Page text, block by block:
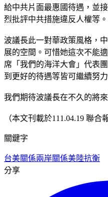
給中共片面最惠國待遇，並
烈批評中共措施違反人權等。
波議長此一對華政策風格，
展的空間。可惜她這次不能
席「我們的海洋大會」代表
到更好的待遇等皆可繼續努力
我們期待波議長在不久的將
（本文刊載於111.04.19 聯合報
關鍵字
台美關係兩岸關係美陸抗衡
分享